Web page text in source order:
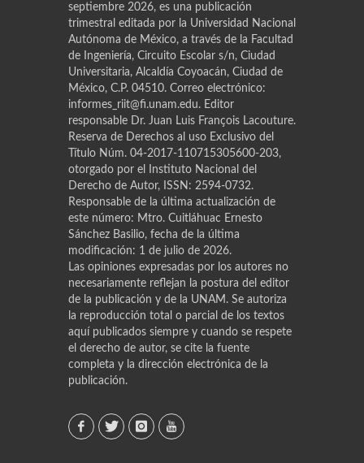
septiembre 2026, es una publicación
trimestral editada por la Universidad Nacional
Autónoma de México, a través de la Facultad
de Ingeniería, Circuito Escolar s/n, Ciudad
Universitaria, Alcaldía Coyoacán, Ciudad de
México, C.P. 04510. Correo electrónico:
informes_riit@fi.unam.edu. Editor
responsable Dr. Juan Luis Franҫois Lacouture.
Reserva de Derechos al uso Exclusivo del
Título Núm. 04-2017-110715305600-203,
otorgado por el Instituto Nacional del
Derecho de Autor, ISSN: 2594-0732.
Responsable de la última actualización de
este número: Mtro. Cuitláhuac Ernesto
Sánchez Basilio, fecha de la última
modificación: 1 de julio de 2026.
Las opiniones expresadas por los autores no
necesariamente reflejan la postura del editor
de la publicación y de la UNAM. Se autoriza
la reproducción total o parcial de los textos
aquí publicados siempre y cuando se respete
el derecho de autor, se cite la fuente
completa y la dirección electrónica de la
publicación.